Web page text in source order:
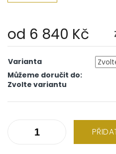
od 6 840 Kč
cena:
Varianta
Můžeme doručit do:
Zvolte variantu